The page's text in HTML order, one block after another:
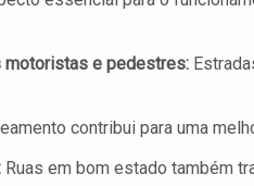
motoristas e pedestres:
contribui para uma
Ruas em bom estado também